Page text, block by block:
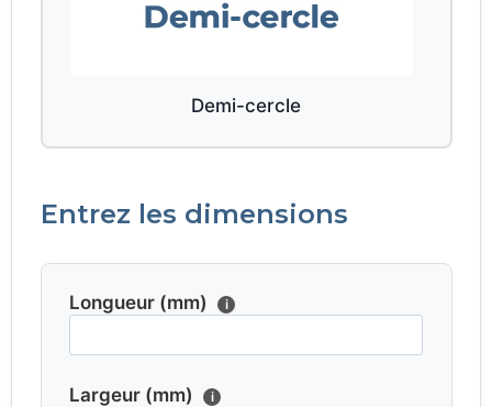
Demi-cercle
Entrez les dimensions
Longueur (mm) i
Largeur (mm) i